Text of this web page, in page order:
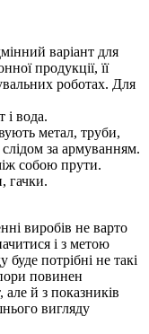
варіант для
продукції, її
роботах. Для
і вода.
метал, труби,
за армуванням.
собою прути.
гачки.
виробів не варто
і з метою
буде потрібні не такі
повинен
але й з показників
вигляду